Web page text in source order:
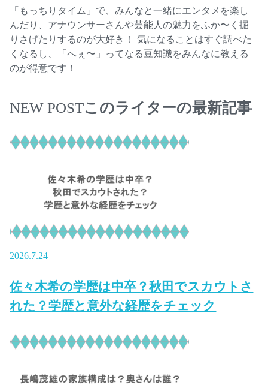
「もっちりタイム」で、みんなと一緒にエンタメを楽し
んだり、アナウンサーさんや芸能人の魅力をふか〜く掘
りさげたりするのが大好き！ 気になることはすぐ調べた
くなるし、「へぇ〜」ってなる豆知識をみんなに教える
のが得意です！
NEW POSTこのライターの最新記事
2026.7.24
佐々木希の学歴は中卒？秋田でスカウトさ
れた？学歴と意外な経歴をチェック